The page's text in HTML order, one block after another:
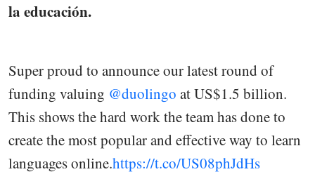
la educación.
Super proud to announce our latest round of
funding valuing @duolingo at US$1.5 billion.
This shows the hard work the team has done to
create the most popular and effective way to learn
languages online.https://t.co/US08phJdHs